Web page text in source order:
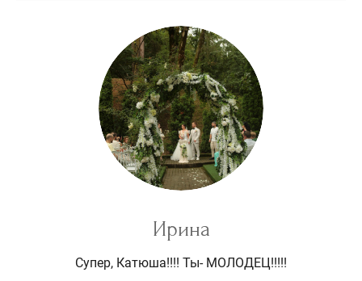
Ирина
Супер, Катюша!!!! Ты- МОЛОДЕЦ!!!!!